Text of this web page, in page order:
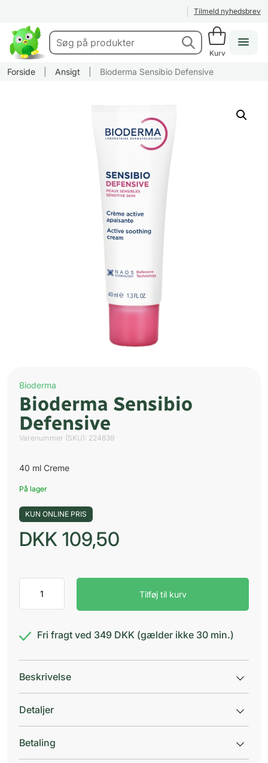
Tilmeld nyhedsbrev
Kurv
Forside Ansigt Bioderma Sensibio Defensive
Bioderma
Bioderma Sensibio
Defensive
Varenummer (SKU): 224839
40 ml Creme
På lager
KUN ONLINE PRIS
DKK 109,50
Sensibio
Defensive
Tilføj til kurv
Fri fragt ved 349 DKK (gælder ikke 30 min.)
Beskrivelse
Detaljer
Betaling